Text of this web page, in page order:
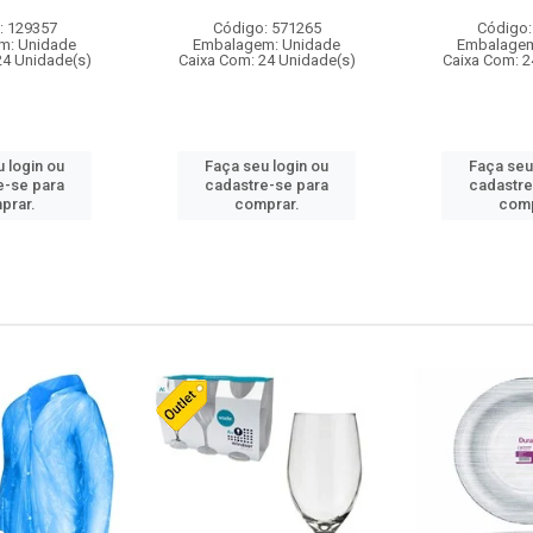
129357
Unidade
Unidade(s)
login ou
se para
Código: 571265
Embalagem: Unidade
Caixa Com: 24 Unidade(s)
Faça seu login ou
cadastre-se para
comprar.
Caixa Com:
Faça